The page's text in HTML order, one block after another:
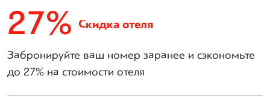
27% Скидка отеля
Забронируйте ваш номер заранее и сэкономьте
до 27% на стоимости отеля